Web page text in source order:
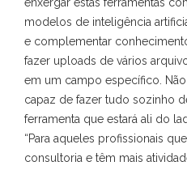
modelos de inteligência
e complementar
fazer uploads de vários
em um campo específico.
capaz de fazer tudo sozinho
ferramenta que estará ali do
“Para aqueles profissionais
consultoria e têm mais